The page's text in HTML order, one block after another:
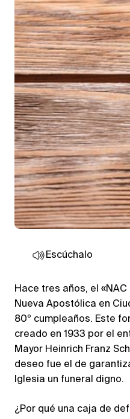
Escúchalo
Hace tres años, el «NAC
Nueva Apostólica en
80º cumpleaños. Este
creado en 1933 por el
Mayor Heinrich Franz
deseo fue el de
Iglesia un funeral digno.
¿Por qué una caja de